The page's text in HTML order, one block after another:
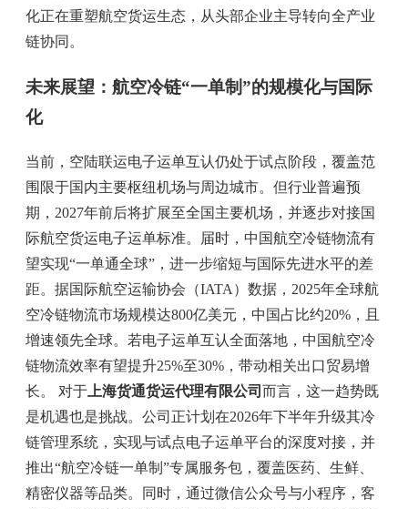
化正在重塑航空货运生态，从头部企业主导转向全产业
链协同。
未来展望：航空冷链“一单制”的规模化与国际
化
当前，空陆联运电子运单互认仍处于试点阶段，覆盖范
围限于国内主要枢纽机场与周边城市。但行业普遍预
期，2027年前后将扩展至全国主要机场，并逐步对接国
际航空货运电子运单标准。届时，中国航空冷链物流有
望实现“一单通全球”，进一步缩短与国际先进水平的差
距。据国际航空运输协会（IATA）数据，2025年全球航
空冷链物流市场规模达800亿美元，中国占比约20%，且
增速领先全球。若电子运单互认全面落地，中国航空冷
链物流效率有望提升25%至30%，带动相关出口贸易增
长。 对于 上海货通货运代理有限公司 而言，这一趋势既
是机遇也是挑战。公司正计划在2026年下半年升级其冷
链管理系统，实现与试点电子运单平台的深度对接，并
推出“航空冷链一单制”专属服务包，覆盖医药、生鲜、
精密仪器等品类。同时，通过微信公众号与小程序，客